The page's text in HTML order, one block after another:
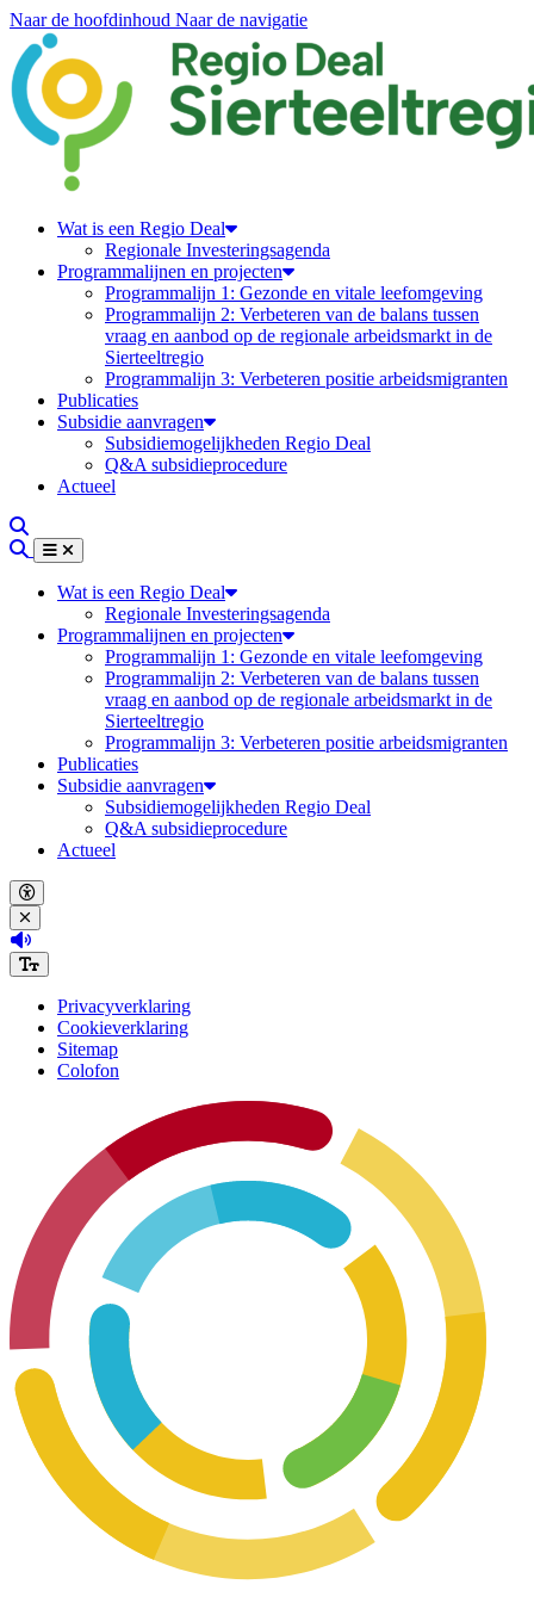
Naar de hoofdinhoud Naar de navigatie
Wat is een Regio Deal
Regionale Investeringsagenda
Programmalijnen en projecten
Programmalijn 1: Gezonde en vitale leefomgeving
Programmalijn 2: Verbeteren van de balans tussen
vraag en aanbod op de regionale arbeidsmarkt in de
Sierteeltregio
Programmalijn 3: Verbeteren positie arbeidsmigranten
Publicaties
Subsidie aanvragen
Subsidiemogelijkheden Regio Deal
Q&A subsidieprocedure
Actueel
Zoeken
Menu
Sluiten
Wat is een Regio Deal
Regionale Investeringsagenda
Programmalijnen en projecten
Programmalijn 1: Gezonde en vitale leefomgeving
Programmalijn 2: Verbeteren van de balans tussen
vraag en aanbod op de regionale arbeidsmarkt in de
Sierteeltregio
Programmalijn 3: Verbeteren positie arbeidsmigranten
Publicaties
Subsidie aanvragen
Subsidiemogelijkheden Regio Deal
Q&A subsidieprocedure
Actueel
Open accessibility menu
Close accessibility menu
(Deze link opent in een nieuw tabblad)
Increase font size
Privacyverklaring
Cookieverklaring
Sitemap
Colofon